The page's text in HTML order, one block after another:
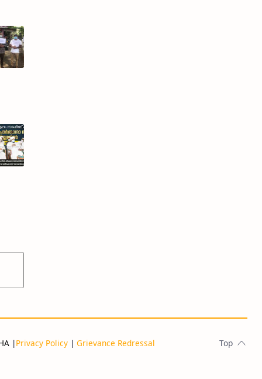
|Privacy Policy | Grievance Redressal